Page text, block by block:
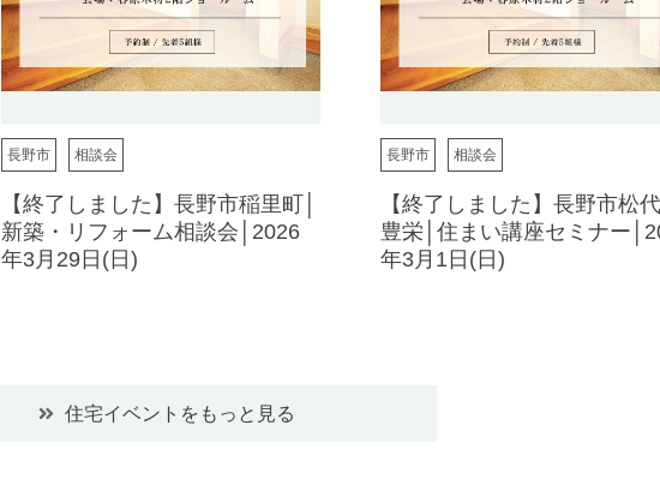
長野市 相談会
【終了しました】長野市稲里町│
新築・リフォーム相談会│2026
年3月29日(日)
長野市 相談会
【終了しました】長野市松
豊栄│住まい講座セミナー
年3月1日(日)
住宅イベントをもっと見る